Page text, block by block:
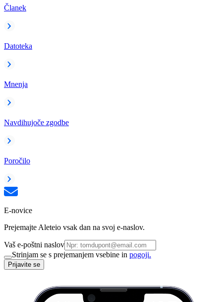
Članek
Datoteka
Mnenja
Navdihujoče zgodbe
Poročilo
E-novice
Prejemajte Aleteio vsak dan na svoj e-naslov.
Vaš e-poštni naslov
Strinjam se s prejemanjem vsebine in pogoji.
Prijavite se